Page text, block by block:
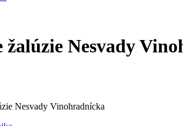
žalúzie Nesvady
Nesvady Vinohradnícka